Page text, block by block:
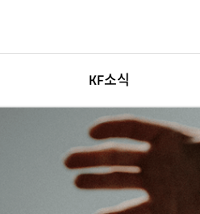
KF소식
고객센터
인재채용